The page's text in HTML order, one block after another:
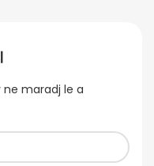
ne maradj le a